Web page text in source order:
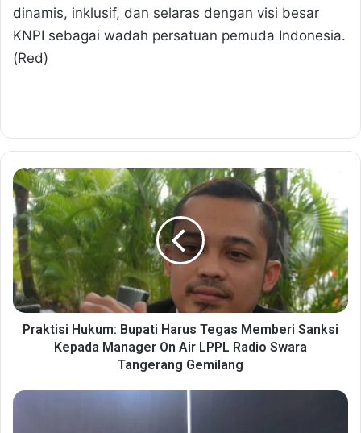
dinamis, inklusif, dan selaras dengan visi besar
KNPI sebagai wadah persatuan pemuda Indonesia.
(Red)
P
r
a
k
t
i
s
H
:
Praktisi Hukum: Bupati Harus Tegas Memberi Sanksi
Kepada Manager On Air LPPL Radio Swara
Tangerang Gemilang
U